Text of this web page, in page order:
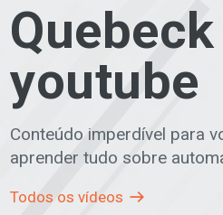
youtube
Conteúdo imperdível para
aprender tudo sobre
Todos os vídeos